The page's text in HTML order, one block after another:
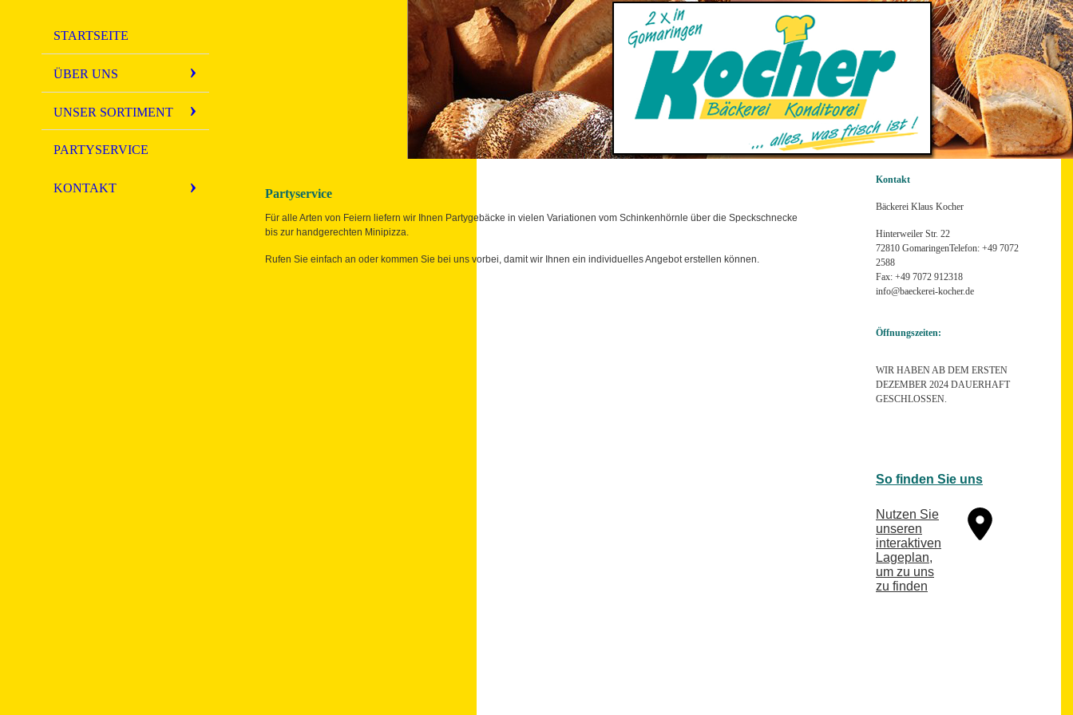
STARTSEITE
ÜBER UNS
UNSER SORTIMENT
PARTYSERVICE
KONTAKT Partyservice
Für alle Arten von Feiern liefern wir Ihnen Partygebäcke in vielen Variationen vom Schinkenhörnle über die Speckschnecke
bis zur handgerechten Minipizza.
Rufen Sie einfach an oder kommen Sie bei uns vorbei, damit wir Ihnen ein individuelles Angebot erstellen können.
Kontakt
Bäckerei Klaus Kocher
Hinterweiler Str. 22
72810 GomaringenTelefon: +49 7072
2588
Fax: +49 7072 912318
info@baeckerei-kocher.de
Öffnungszeiten:
WIR HABEN AB DEM ERSTEN
DEZEMBER 2024 DAUERHAFT
GESCHLOSSEN.
So finden Sie uns
Nutzen Sie
unseren
interaktiven
La­ge­plan,
um zu uns
zu finden